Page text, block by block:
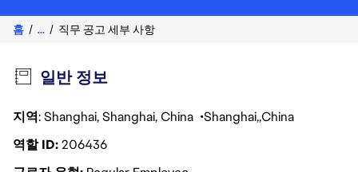
홈 ... 직무 공고 세부 사항
일반 정보
지역: Shanghai, Shanghai, China Shanghai China
역할 ID206436